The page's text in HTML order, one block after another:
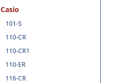
Casio
101-S
110-CR
110-CR1
110-ER
116-CR